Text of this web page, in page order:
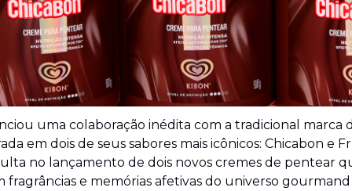
uma colaboração inédita com a tradicional marca
em dois de seus sabores mais icônicos: Chicabon e
no lançamento de dois novos cremes de pentear
fragrâncias e memórias afetivas do universo gourmand